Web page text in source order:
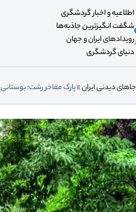
اطلاعیه و اخبار گردشگری
شگفت انگیزترین جاذبه‌ها
رویدادهای ایران و جهان
دنیای گردشگری
جاهای دیدنی ایران»پارک مفاخر رشت؛ بوستانی 77 ساله با درختان شکوهمند!